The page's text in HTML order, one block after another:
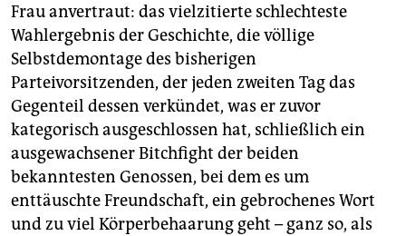
abo
genossenschaft
epaper login
Frau anvertraut: das vielzitierte schlechteste
Wahlergebnis der Geschichte, die völlige
Selbstdemontage des bisherigen
Parteivorsitzenden, der jeden zweiten Tag das
Gegenteil dessen verkündet, was er zuvor
kategorisch ausgeschlossen hat, schließlich ein
ausgewachsener Bitchfight der beiden
bekanntesten Genossen, bei dem es um
enttäuschte Freundschaft, ein gebrochenes Wort
und zu viel Körperbehaarung geht – ganz so, als